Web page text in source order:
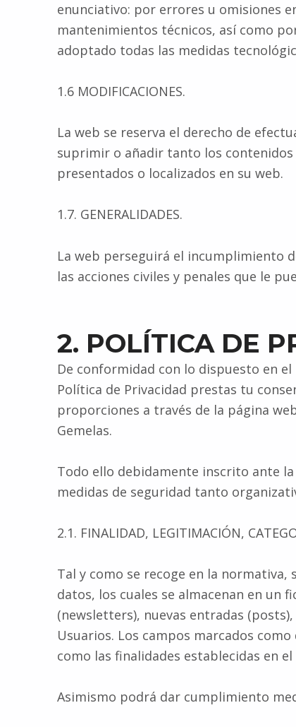
enunciativo: por errores u omisiones
mantenimientos técnicos, así como
adoptado todas las medidas
1.6 MODIFICACIONES.
La web se reserva el derecho de
suprimir o añadir tanto los contenidos
presentados o localizados en su web.
1.7. GENERALIDADES.
La web perseguirá el incumplimiento
las acciones civiles y penales que le
2. POLÍTICA DE
De conformidad con lo dispuesto en
Política de Privacidad prestas tu
proporciones a través de la página
Gemelas.
Todo ello debidamente inscrito ante
medidas de seguridad tanto
2.1. FINALIDAD, LEGITIMACIÓN,
Tal y como se recoge en la
datos, los cuales se almacenan en un
(newsletters), nuevas entradas
Usuarios. Los campos marcados
como las finalidades establecidas en el
Asimismo podrá dar cumplimiento